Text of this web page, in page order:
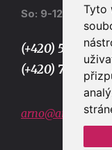
Tyto
So: 9-12
(+420) 577 915
(+420) 773 667
arno@arno.cz